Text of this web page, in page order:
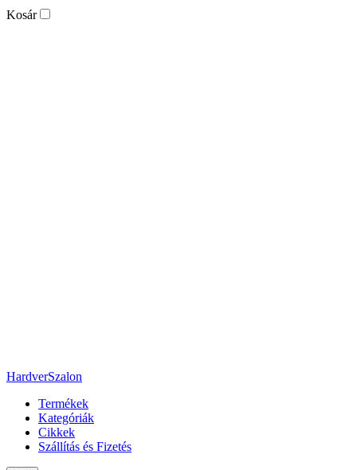
Kosár
HardverSzalon
Termékek
Kategóriák
Cikkek
Szállítás és Fizetés